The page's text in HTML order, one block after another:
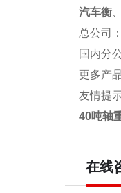
汽车衡
总公司
国内分
更多产
友情提
40吨轴
在线